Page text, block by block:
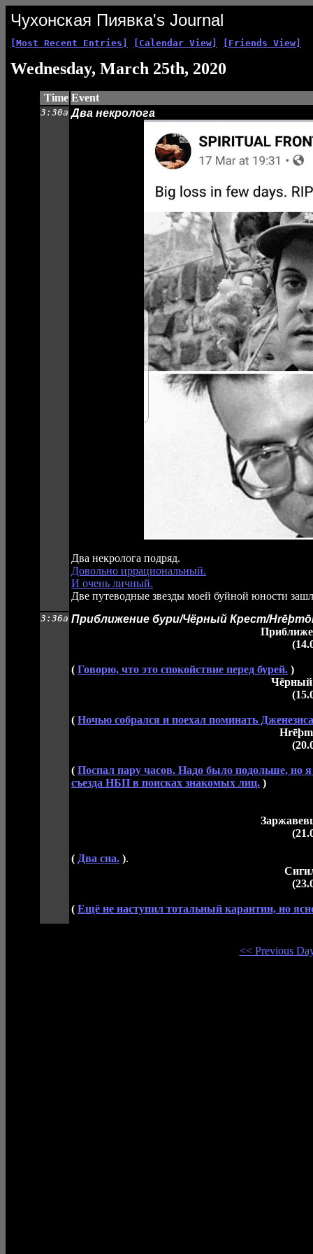
Чухонская Пиявка's Journal
[Most Recent Entries] [Calendar View] [Friends View]
Wednesday, March 25th, 2020
Time Event
3:30a Два некролога
Два некролога подряд.
Довольно иррациональный.
И очень личный.
Две путеводные звезды моей буйной юности
3:36a Приближение бури/Чёрный Крест/
( Говорю, что это спокойствие перед бурей. )
Чёрный
( Ночью собрался и поехал поминать
( Поспал пару часов. Надо было подольше, но я
съезда НБП в поисках знакомых лиц. )
( Два сна. ).
( Ещё не наступил тотальный карантин, но
<< Previous